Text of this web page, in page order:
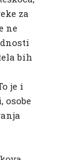
za
ne
bih
je i
osobe